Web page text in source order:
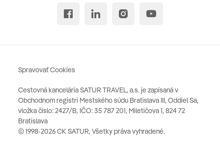
Cestovná kancelária SATUR TRAVEL, a.s. je zapísaná v
Obchodnom registri Mestského súdu Bratislava III, Oddiel Sa,
vložka číslo: 2427/B, IČO: 35 787 201, Miletičova 1, 824 72
Bratislava
© 1998-2026 CK SATUR, Všetky práva vyhradené.
Spravovať Cookies